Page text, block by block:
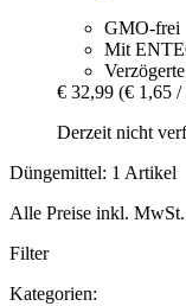
GMO-frei
Mit
€ 32,99 (€ 1,65 /
Derzeit nicht
Düngemittel: 1 Artikel
Alle Preise inkl. MwSt.
Filter
Kategorien: